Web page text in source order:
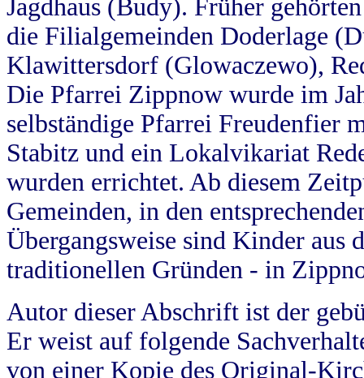
Jagdhaus (Budy). Früher
die Filialgemeinden Doderlage
Klawittersdorf (Glowaczewo),
Die Pfarrei Zippnow wurde im
selbständige Pfarrei Freudenfier
Stabitz und ein Lokalvikariat
wurden errichtet. Ab diesem
Gemeinden, in den
Übergangsweise sind Kinder aus
traditionellen Gründen - in
Autor dieser Abschrift ist der
Er weist auf folgende
von einer Kopie des Original-